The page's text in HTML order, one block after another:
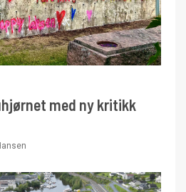
med ny kritikk